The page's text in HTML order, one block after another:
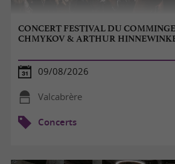
CONCERT FESTIVAL DU
CHMYKOV & ARTHUR
09/08/2026
Valcabrère
Concerts